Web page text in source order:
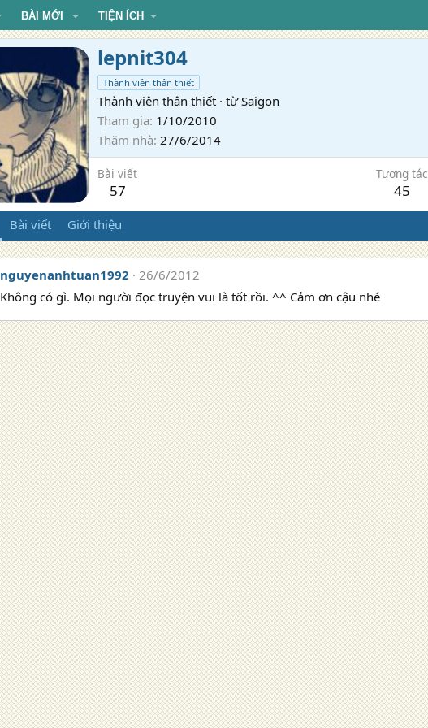
BÀI MỚI TIỆN ÍCH
lepnit304
Thành viên thân thiết
Thành viên thân thiết · từSaigon
Tham gia 1/10/2010
Thăm nhà 27/6/2014
Bài viết
57
Tương tác
45
Bài viết Giới thiệu
nguyenanhtuan1992
26/6/2012
Không có gì. Mọi người đọc truyện vui là tốt rồi. ^^ Cảm ơn cậu nhé